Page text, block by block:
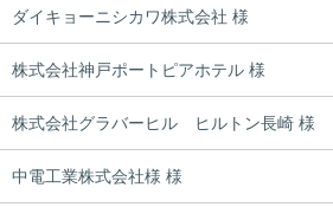
ダイキョーニシカワ株式会社 様
株式会社神戸ポートピアホテル 様
株式会社グラバーヒル ヒルトン長崎 様
中電工業株式会社様 様